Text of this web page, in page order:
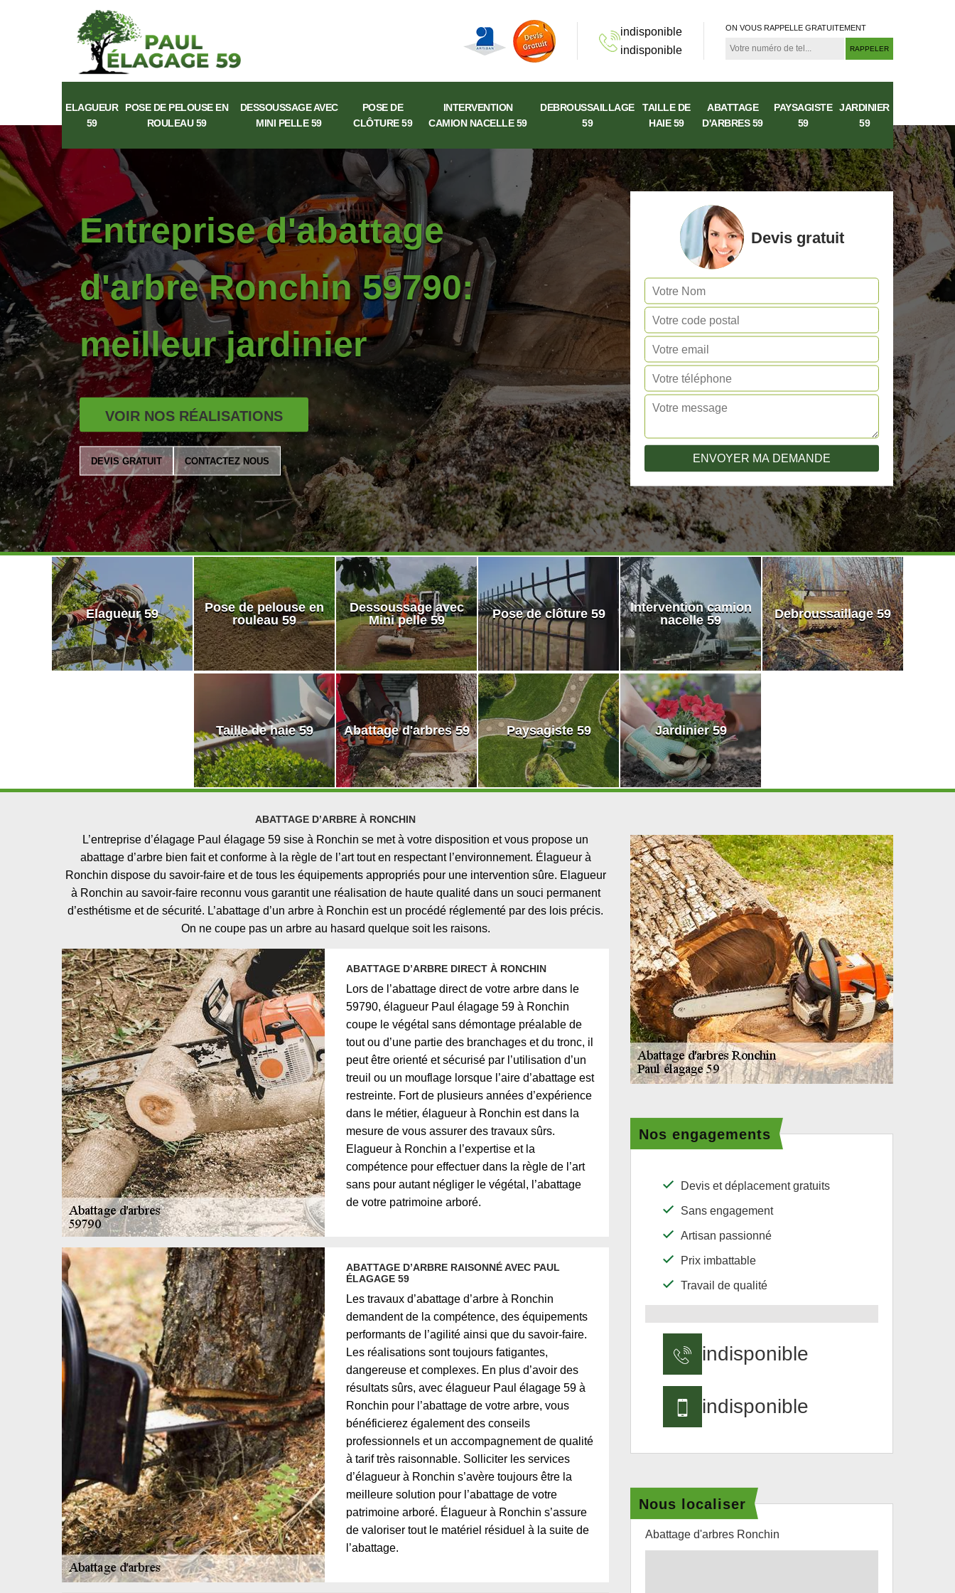
indisponible
indisponible
ON VOUS RAPPELLE GRATUITEMENT
ELAGUEUR
59
POSE DE PELOUSE EN
ROULEAU 59
DESSOUSSAGE AVEC
MINI PELLE 59
POSE DE
CLÔTURE 59
INTERVENTION
CAMION NACELLE 59
DEBROUSSAILLAGE
59
TAILLE DE
HAIE 59
ABATTAGE
D'ARBRES 59
PAYSAGISTE
59
JARDINIER
59
Entreprise d'abattage
d'arbre Ronchin 59790:
meilleur jardinier
VOIR NOS RÉALISATIONS
DEVIS GRATUIT CONTACTEZ NOUS
Devis gratuit
Elagueur 59
Pose de pelouse en
rouleau 59
Dessoussage avec
Mini pelle 59
Pose de clôture 59
Intervention camion
nacelle 59
Debroussaillage 59
Taille de haie 59 Abattage d'arbres 59 Paysagiste 59 Jardinier 59
ABATTAGE D’ARBRE À RONCHIN
L’entreprise d’élagage Paul élagage 59 sise à Ronchin se met à votre disposition et vous propose un
abattage d’arbre bien fait et conforme à la règle de l’art tout en respectant l’environnement. Élagueur à
Ronchin dispose du savoir-faire et de tous les équipements appropriés pour une intervention sûre. Elagueur
à Ronchin au savoir-faire reconnu vous garantit une réalisation de haute qualité dans un souci permanent
d’esthétisme et de sécurité. L’abattage d’un arbre à Ronchin est un procédé réglementé par des lois précis.
On ne coupe pas un arbre au hasard quelque soit les raisons.
ABATTAGE D’ARBRE DIRECT À RONCHIN
Lors de l’abattage direct de votre arbre dans le
59790, élagueur Paul élagage 59 à Ronchin
coupe le végétal sans démontage préalable de
tout ou d’une partie des branchages et du tronc, il
peut être orienté et sécurisé par l’utilisation d’un
treuil ou un mouflage lorsque l’aire d’abattage est
restreinte. Fort de plusieurs années d’expérience
dans le métier, élagueur à Ronchin est dans la
mesure de vous assurer des travaux sûrs.
Elagueur à Ronchin a l’expertise et la
compétence pour effectuer dans la règle de l’art
sans pour autant négliger le végétal, l’abattage
de votre patrimoine arboré.
ABATTAGE D’ARBRE RAISONNÉ AVEC PAUL
ÉLAGAGE 59
Les travaux d’abattage d’arbre à Ronchin
demandent de la compétence, des équipements
performants de l’agilité ainsi que du savoir-faire.
Les réalisations sont toujours fatigantes,
dangereuse et complexes. En plus d’avoir des
résultats sûrs, avec élagueur Paul élagage 59 à
Ronchin pour l’abattage de votre arbre, vous
bénéficierez également des conseils
professionnels et un accompagnement de qualité
à tarif très raisonnable. Solliciter les services
d’élagueur à Ronchin s’avère toujours être la
meilleure solution pour l’abattage de votre
patrimoine arboré. Élagueur à Ronchin s’assure
de valoriser tout le matériel résiduel à la suite de
l’abattage.
Nos engagements
Devis et déplacement gratuits
Sans engagement
Artisan passionné
Prix imbattable
Travail de qualité
indisponible
indisponible
Nous localiser
Abattage d'arbres Ronchin